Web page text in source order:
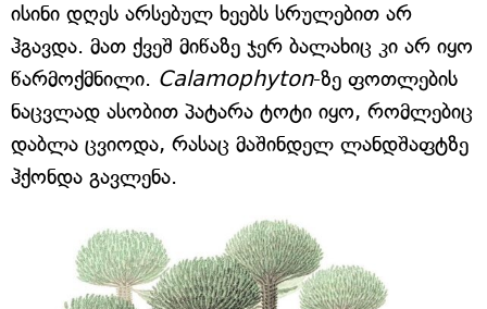
ისინი დღეს არსებულ ხეებს სრულებით არ
ჰგავდა. მათ ქვეშ მიწაზე ჯერ ბალახიც კი არ იყო
წარმოქმნილი. Calamophyton-ზე ფოთლების
ნაცვლად ასობით პატარა ტოტი იყო, რომლებიც
დაბლა ცვიოდა, რასაც მაშინდელ ლანდშაფტზე
ჰქონდა გავლენა.